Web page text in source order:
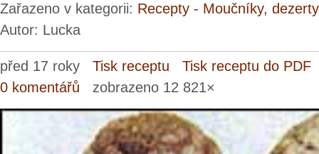
Zařazeno v kategorii: Recepty - Moučníky, dezerty
Autor: Lucka
před 17 roky Tisk receptu
Tisk receptu do PDF
0 komentářů zobrazeno 12 821×